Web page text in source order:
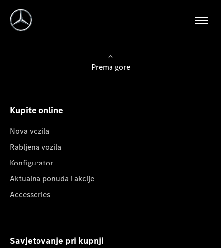
Prema gore
Kupite online
Nova vozila
Rabljena vozila
Konfigurator
Aktualna ponuda i akcije
Accessories
Savjetovanje pri kupnji